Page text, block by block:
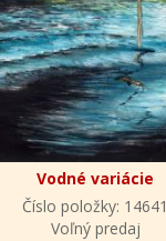
Vodné variácie
Číslo položky: 14641
Voľný predaj